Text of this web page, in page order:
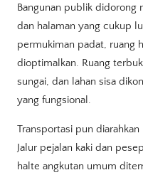
Bangunan publik didorong
dan halaman yang cukup
permukiman padat, ruang
dioptimalkan. Ruang
sungai, dan lahan sisa
yang fungsional.
Transportasi pun
Jalur pejalan kaki dan
halte angkutan umum